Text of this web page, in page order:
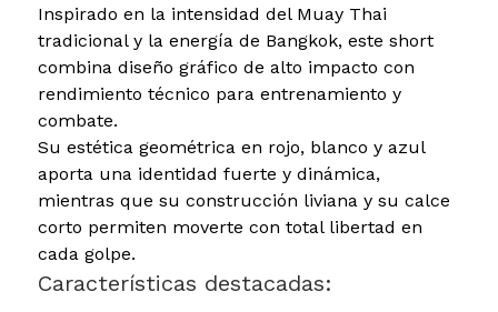
Inspirado en la intensidad del Muay Thai
tradicional y la energía de Bangkok, este short
combina diseño gráfico de alto impacto con
rendimiento técnico para entrenamiento y
combate.
Su estética geométrica en rojo, blanco y azul
aporta una identidad fuerte y dinámica,
mientras que su construcción liviana y su calce
corto permiten moverte con total libertad en
cada golpe.
Características destacadas: